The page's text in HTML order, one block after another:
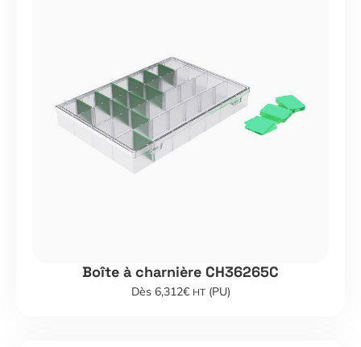
Boîte à charnière CH36265C
Dès 6,312€ HT(PU)